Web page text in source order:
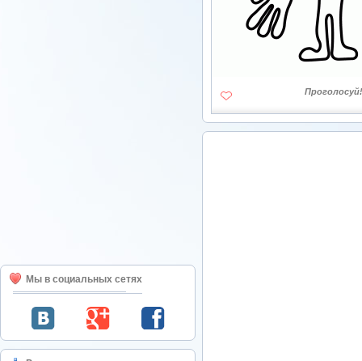
Мы в социальных сетях
Проголосуй!